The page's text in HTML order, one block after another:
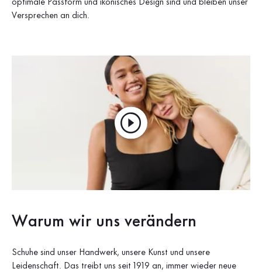
optimale Passform und ikonisches Design sind und bleiben unser
Versprechen an dich.
Warum wir uns verändern
Schuhe sind unser Handwerk, unsere Kunst und unsere
Leidenschaft. Das treibt uns seit 1919 an, immer wieder neue